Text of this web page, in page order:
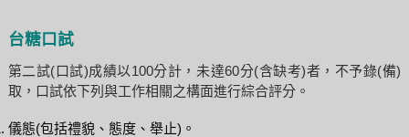
台糖口試
第二試(口試)成績以100分計，未達60分(含缺考)者，不予錄(備)
取，口試依下列與工作相關之構面進行綜合評分。
儀態(包括禮貌、態度、舉止)。